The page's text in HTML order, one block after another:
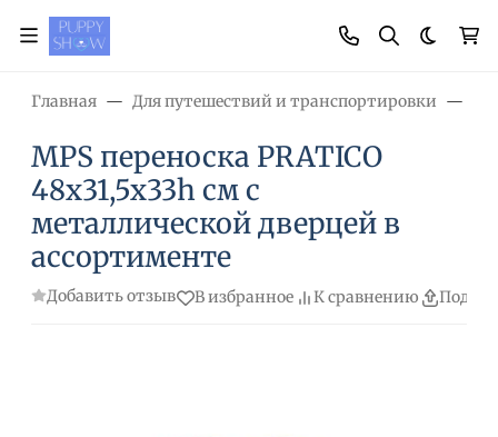
Главная Для путешествий и транспортировки
MPS переноска PRATICO
48х31,5х33h см с
металлической дверцей в
ассортименте
Добавить отзыв В избранное К сравнению